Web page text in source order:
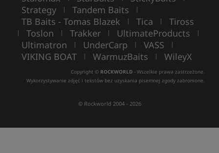
Strategy | Tandem Baits |
TB Baits - Tomas Blazek | Tica | Tiross
| Toslon | Trakker | UltimateProducts |
Ultimatron | UnderCarp | VASS |
VIKING BOAT | WarmuzBaits | WileyX
Copyright © ROCKWORLD - Wszelkie prawa zastrzeżone.
Wykorzystywanie zdjęć i tekstów bez uzyskania pisemnej zgody zabronione.
© Rockworld 2004 - 2026